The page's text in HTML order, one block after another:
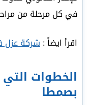
في كل مرحلة من
اقرأ ايضاً :شركة عزل
الخطوات
بصمطا